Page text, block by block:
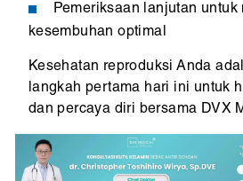
Pemeriksaan lanjutan untuk
kesembuhan optimal
Kesehatan reproduksi Anda
langkah pertama hari ini untuk
dan percaya diri bersama DVX